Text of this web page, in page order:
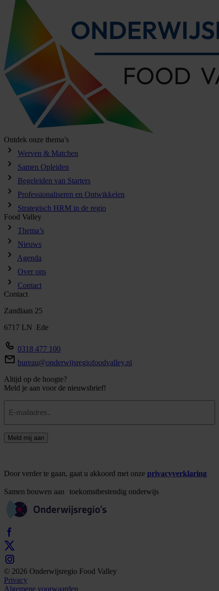
Ontdek onze thema’s
Werven & Matchen
Samen Opleiden
Begeleiden van Starters
Professionaliseren en Ontwikkelen
Strategisch HRM in de regio
Food Valley
Thema’s
Nieuws
Agenda
Over ons
Contact
Contact
Zandlaan 25
6717 LN Ede
0318 477 100
bureau@onderwijsregiofoodvalley.nl
Altijd op de hoogte?
Meld je aan voor de nieuwsbrief!
mailadres
Meld mij aan
Door verder te gaan, gaat u akkoord met onze privacyverklaring
Samen bouwen aan toekomstbestendig onderwijs
© 2026 Onderwijsregio Food Valley
Privacy
Algemene voorwaarden